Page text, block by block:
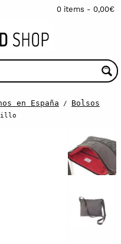
0 items - 0,00€
en España / Bolsos